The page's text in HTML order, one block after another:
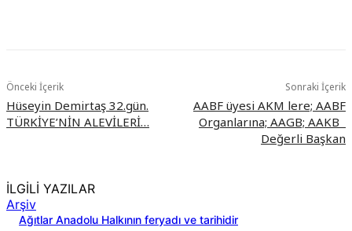
Önceki İçerik
Hüseyin Demirtaş 32.gün.
TÜRKİYE’NİN ALEVİLERİ…
Sonraki İçerik
AABF üyesi AKM lere; AABF
Organlarına; AAGB; AAKB
Değerli Başkan
İLGİLİ YAZILAR
Arşiv
Ağıtlar Anadolu Halkının feryadı ve tarihidir